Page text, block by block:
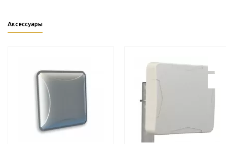
Аксессуары